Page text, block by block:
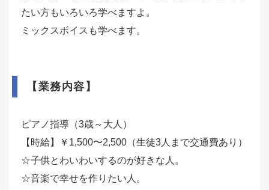
たい方もいろいろ学べますよ。
ミックスボイスも学べます。
【業務内容】
ピアノ指導（3歳～大人）
【時給】￥1,500〜2,500（生徒3人まで交通費あり）
☆子供とわいわいするのが好きな人。
☆音楽で幸せを作りたい人。